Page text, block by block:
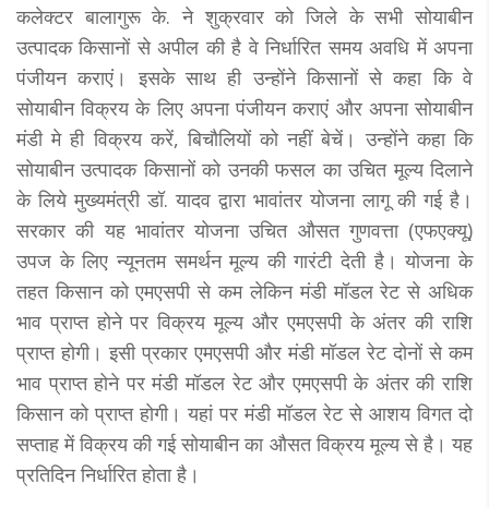
कलेक्टर बालागुरू के. ने शुक्रवार को जिले के सभी सोयाबीन
उत्पादक किसानों से अपील की है वे निर्धारित समय अवधि में अपना
पंजीयन कराएं। इसके साथ ही उन्होंने किसानों से कहा कि वे
सोयाबीन विक्रय के लिए अपना पंजीयन कराएं और अपना सोयाबीन
मंडी मे ही विक्रय करें, बिचौलियों को नहीं बेचें। उन्होंने कहा कि
सोयाबीन उत्पादक किसानों को उनकी फसल का उचित मूल्य दिलाने
के लिये मुख्यमंत्री डॉ. यादव द्वारा भावांतर योजना लागू की गई है।
सरकार की यह भावांतर योजना उचित औसत गुणवत्ता (एफएक्यू)
उपज के लिए न्यूनतम समर्थन मूल्य की गारंटी देती है। योजना के
तहत किसान को एमएसपी से कम लेकिन मंडी मॉडल रेट से अधिक
भाव प्राप्त होने पर विक्रय मूल्य और एमएसपी के अंतर की राशि
प्राप्त होगी। इसी प्रकार एमएसपी और मंडी मॉडल रेट दोनों से कम
भाव प्राप्त होने पर मंडी मॉडल रेट और एमएसपी के अंतर की राशि
किसान को प्राप्त होगी। यहां पर मंडी मॉडल रेट से आशय विगत दो
सप्ताह में विक्रय की गई सोयाबीन का औसत विक्रय मूल्य से है। यह
प्रतिदिन निर्धारित होता है।